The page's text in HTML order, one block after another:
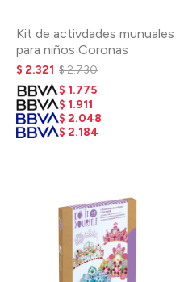
Kit de activdades munuales
para niños Coronas
$ 2.321 $2.730
$ 1.775
$ 1.911
$ 2.048
$ 2.184